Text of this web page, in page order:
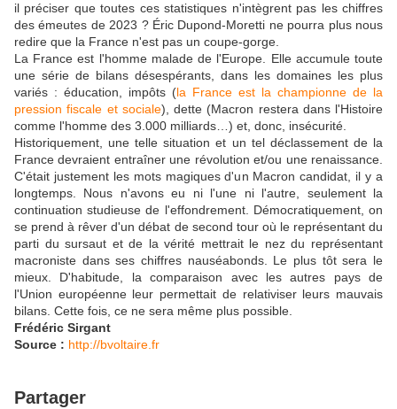
il préciser que toutes ces statistiques n'intègrent pas les chiffres
des émeutes de 2023 ? Éric Dupond-Moretti ne pourra plus nous
redire que la France n'est pas un coupe-gorge.
La France est l'homme malade de l'Europe. Elle accumule toute
une série de bilans désespérants, dans les domaines les plus
variés : éducation, impôts (la France est la championne de la
pression fiscale et sociale), dette (Macron restera dans l'Histoire
comme l'homme des 3.000 milliards…) et, donc, insécurité.
Historiquement, une telle situation et un tel déclassement de la
France devraient entraîner une révolution et/ou une renaissance.
C'était justement les mots magiques d'un Macron candidat, il y a
longtemps. Nous n'avons eu ni l'une ni l'autre, seulement la
continuation studieuse de l'effondrement. Démocratiquement, on
se prend à rêver d'un débat de second tour où le représentant du
parti du sursaut et de la vérité mettrait le nez du représentant
macroniste dans ses chiffres nauséabonds. Le plus tôt sera le
mieux. D'habitude, la comparaison avec les autres pays de
l'Union européenne leur permettait de relativiser leurs mauvais
bilans. Cette fois, ce ne sera même plus possible.
Frédéric Sirgant
Source : http://bvoltaire.fr
Partager